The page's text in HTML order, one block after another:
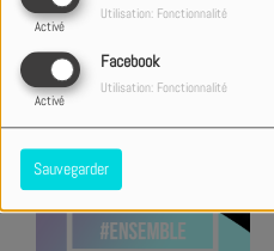
Activé
Utilisation: Fonctionnalité
Facebook
Activé
Utilisation: Fonctionnalité
Sauvegarder